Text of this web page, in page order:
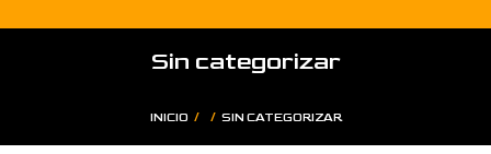
Sin categorizar
INICIO / / SIN CATEGORIZAR